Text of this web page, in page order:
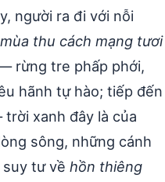
người ra đi với nỗi
mùa thu cách mạng tươi
rừng tre phấp phới,
hãnh tự hào; tiếp đến
xanh đây là của
sông, những cánh
suy tư về hồn thiêng